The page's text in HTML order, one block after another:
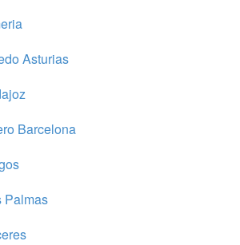
Asturias
Barcelona
Palmas